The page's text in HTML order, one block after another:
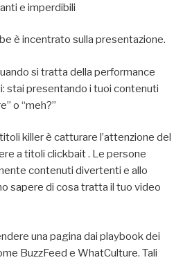
e imperdibili
è incentrato sulla presentazione.
si tratta della performance
stai presentando i tuoi contenuti
o “meh?”
killer è catturare l’attenzione del
a titoli clickbait . Le persone
contenuti divertenti e allo
sapere di cosa tratta il tuo video
una pagina dai playbook dei
BuzzFeed e WhatCulture. Tali